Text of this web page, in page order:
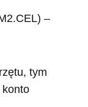
–
tym